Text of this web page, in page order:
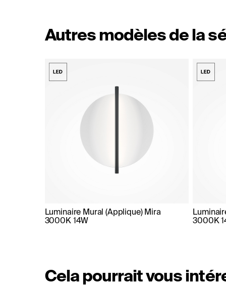
Autres modèles de la
Luminaire Mural (Applique) Mira
3000K 14W
3000K
Cela pourrait vous